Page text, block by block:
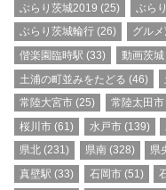
ぶらり茨城2019 (25) ぶら
ぶらり茨城輪行 (26) グル
偕楽園臨時駅 (33) 動画茨城
土浦の町並みをたどる (46)
常陸大宮市 (25) 常陸太田市
桜川市 (61) 水戸市(139)
県北 (231) 県南 (328) 県
真壁駅 (33) 石岡市(51)